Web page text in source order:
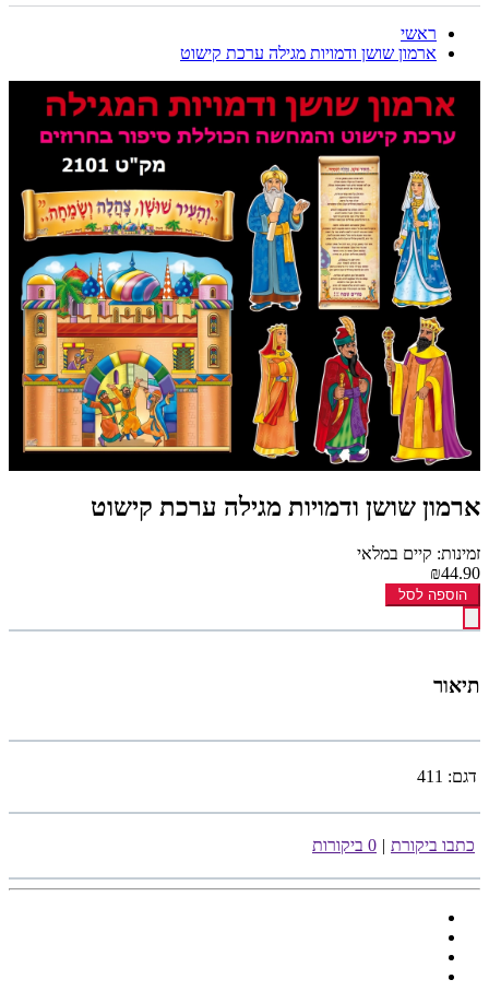
ראשי
ארמון שושן ודמויות מגילה ערכת קישוט
ארמון שושן ודמויות מגילה ערכת קישוט
זמינות: קיים במלאי
₪44.90
הוספה לסל
תיאור
דגם: 411
כתבו ביקורת | 0 ביקורות